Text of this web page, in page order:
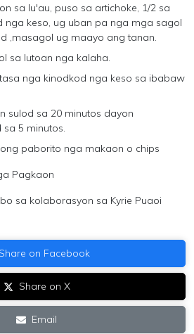
sa lu'au, puso sa artichoke, 1/2 sa
nga keso, ug uban pa nga mga sagol
,masagol ug maayo ang tanan.
sa lutoan nga kalaha.
nga kinodkod nga keso sa ibabaw
sulod sa 20 minutos dayon
5 minutos.
paborito nga makaon o chips
Pagkaon
sa kolaborasyon sa Kyrie Puaoi
Share on Facebook
Share on X
Email